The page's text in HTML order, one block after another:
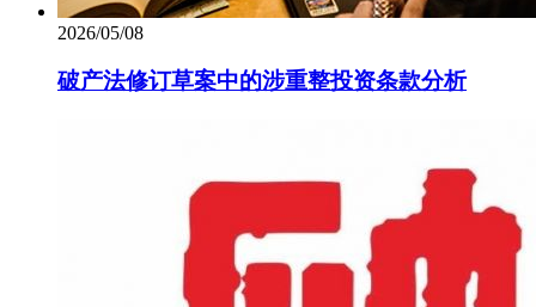
2026/05/08
破产法修订草案中的涉重整投资条款分析